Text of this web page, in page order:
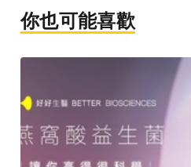
你也可能喜歡